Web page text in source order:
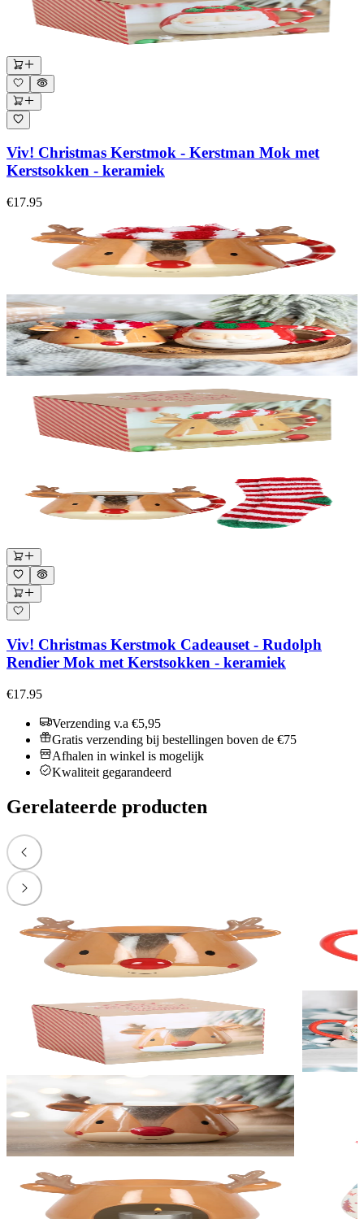
Viv! Christmas Kerstmok - Kerstman Mok met
Kerstsokken - keramiek
€17.95
Viv! Christmas Kerstmok Cadeauset - Rudolph
Rendier Mok met Kerstsokken - keramiek
€17.95
Verzending v.a €5,95
Gratis verzending bij bestellingen boven de €75
Afhalen in winkel is mogelijk
Kwaliteit gegarandeerd
Gerelateerde producten